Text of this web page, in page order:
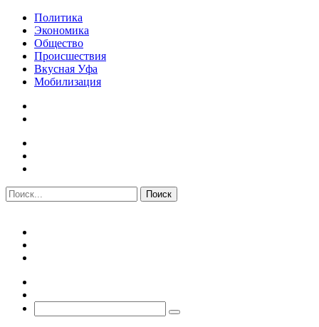
Политика
Экономика
Общество
Происшествия
Вкусная Уфа
Мобилизация